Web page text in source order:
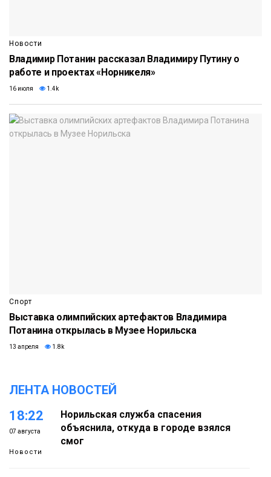
Новости
Владимир Потанин рассказал Владимиру Путину о
работе и проектах «Норникеля»
16 июля 1.4k
Спорт
Выставка олимпийских артефактов Владимира
Потанина открылась в Музее Норильска
13 апреля 1.8k
ЛЕНТА НОВОСТЕЙ
18:22
07 августа
Новости
Норильская служба спасения
объяснила, откуда в городе взялся
смог